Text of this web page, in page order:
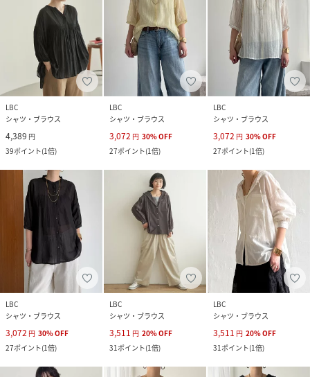
LBC
シャツ・ブラウス
4,389 円
39ポイント(1倍)
LBC
シャツ・ブラウス
3,072 円 30%OFF
27ポイント(1倍)
LBC
シャツ・ブラウス
3,072 円 30%OFF
27ポイント(1倍)
LBC
シャツ・ブラウス
3,072 円 30%OFF
27ポイント(1倍)
LBC
シャツ・ブラウス
3,511 円 20%OFF
31ポイント(1倍)
LBC
シャツ・ブラウス
3,511 円 20%OFF
31ポイント(1倍)